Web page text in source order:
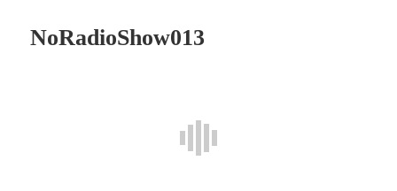
NoRadioShow013